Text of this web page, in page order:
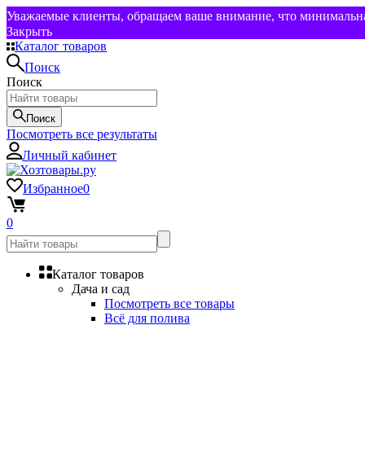
Уважаемые клиенты, обращаем ваше внимание, что
Закрыть
Каталог товаров
Поиск
Поиск
Поиск
Посмотреть все результаты
Личный кабинет
Избранное0
0
Каталог товаров
Дача и сад
Посмотреть все товары
Всё для полива